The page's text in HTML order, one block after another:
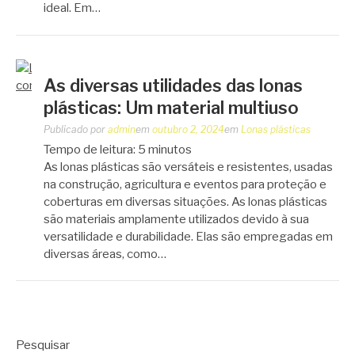
ideal. Em…
As diversas utilidades das lonas
plásticas: Um material multiuso
Publicado por adminem outubro 2, 2024em Lonas plásticas
Tempo de leitura: 5 minutos
As lonas plásticas são versáteis e resistentes, usadas
na construção, agricultura e eventos para proteção e
coberturas em diversas situações. As lonas plásticas
são materiais amplamente utilizados devido à sua
versatilidade e durabilidade. Elas são empregadas em
diversas áreas, como…
Pesquisar